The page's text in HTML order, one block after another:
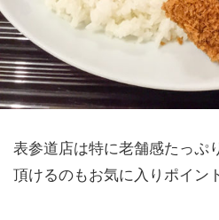
表参道店は特に老舗感たっぷ
頂けるのもお気に入りポイン